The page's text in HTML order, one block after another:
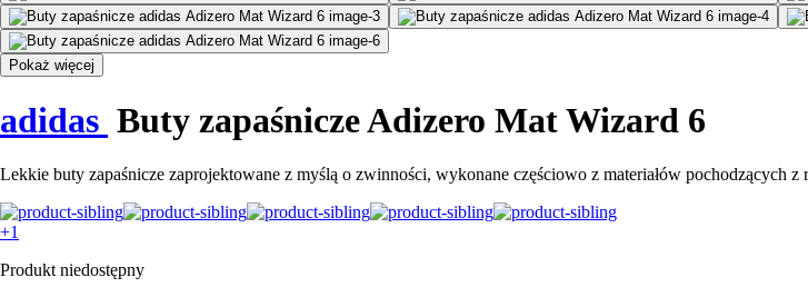
Pokaż więcej
adidas Buty zapaśnicze Adizero Mat Wizard 6
Lekkie buty zapaśnicze zaprojektowane z myślą o zwinności, wykonane częściowo z materiałów pochodzących z
+1
Produkt niedostępny